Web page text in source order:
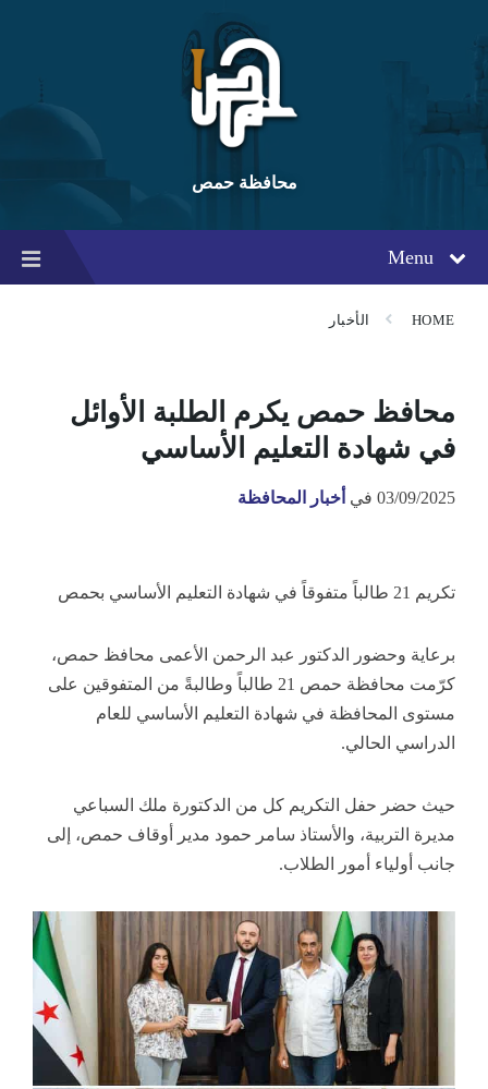
content
main
navigation
footer
محافظة حمص
Menu
HOME الأخبار
محافظ حمص يكرم الطلبة الأوائل
في شهادة التعليم الأساسي
03/09/2025 في أخبار المحافظة
تكريم 21 طالباً متفوقاً في شهادة التعليم الأساسي بحمص
برعاية وحضور الدكتور عبد الرحمن الأعمى محافظ حمص،
كرّمت محافظة حمص 21 طالباً وطالبةً من المتفوقين على
مستوى المحافظة في شهادة التعليم الأساسي للعام
الدراسي الحالي.
حيث حضر حفل التكريم كل من الدكتورة ملك السباعي
مديرة التربية، والأستاذ سامر حمود مدير أوقاف حمص، إلى
جانب أولياء أمور الطلاب.